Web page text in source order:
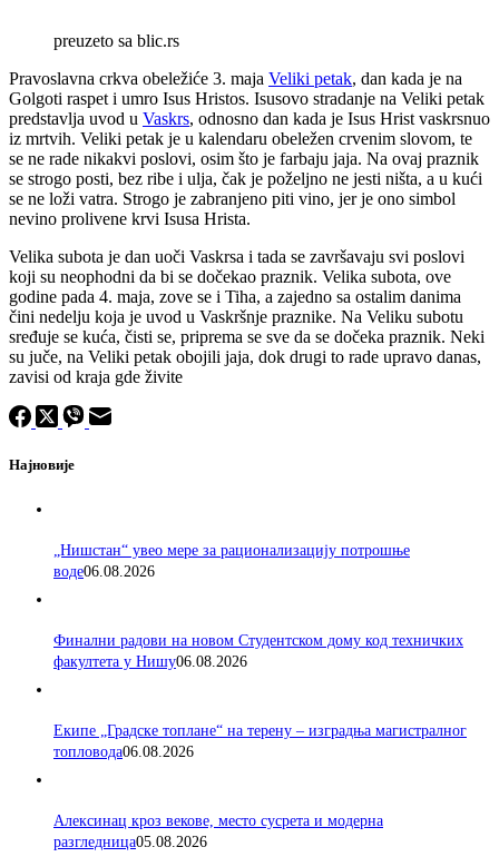
preuzeto sa blic.rs
Pravoslavna crkva obeležiće 3. maja Veliki petak, dan kada je na
Golgoti raspet i umro Isus Hristos. Isusovo stradanje na Veliki petak
predstavlja uvod u Vaskrs, odnosno dan kada je Isus Hrist vaskrsnuo
iz mrtvih. Veliki petak je u kalendaru obeležen crvenim slovom, te
se ne rade nikakvi poslovi, osim što je farbaju jaja. Na ovaj praznik
se strogo posti, bez ribe i ulja, čak je poželjno ne jesti ništa, a u kući
se ne loži vatra. Strogo je zabranjeno piti vino, jer je ono simbol
nevino prolivene krvi Isusa Hrista.
Velika subota je dan uoči Vaskrsa i tada se završavaju svi poslovi
koji su neophodni da bi se dočekao praznik. Velika subota, ove
godine pada 4. maja, zove se i Tiha, a zajedno sa ostalim danima
čini nedelju koja je uvod u Vaskršnje praznike. Na Veliku subotu
sređuje se kuća, čisti se, priprema se sve da se dočeka praznik. Neki
su juče, na Veliki petak obojili jaja, dok drugi to rade upravo danas,
zavisi od kraja gde živite
Најновије
„Нишстан“ увео мере за рационализацију потрошње
воде06.08.2026
Финални радови на новом Студентском дому код техничких
факултета у Нишу06.08.2026
Екипе „Градске топлане“ на терену – изградња магистралног
топловода06.08.2026
Алексинац кроз векове, место сусрета и модерна
разгледница05.08.2026